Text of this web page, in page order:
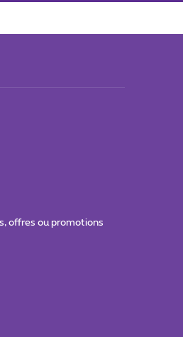
offres ou promotions